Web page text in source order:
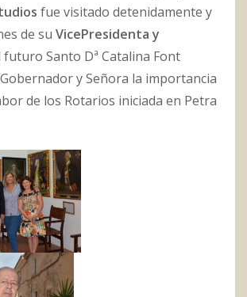
fue visitado detenidamente y
de su VicePresidenta y
futuro Santo Dª Catalina Font
y Señora la importancia
de los Rotarios iniciada en Petra